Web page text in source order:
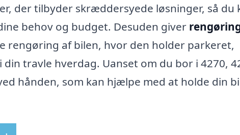
der tilbyder skræddersyede løsninger, så du
behov og budget. Desuden giver
rengøring af bilen, hvor den holder parkeret,
travle hverdag. Uanset om du bor i 4270,
hånden, som kan hjælpe med at holde din